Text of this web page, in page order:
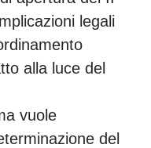
legali
alla luce del
vuole
del